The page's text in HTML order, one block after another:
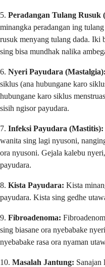
5. Peradangan Tulang Rusuk
minangka peradangan ing
rusuk menyang tulang dada. Iki
sing bisa mundhak nalika
6. Nyeri Payudara (Mastalgia):
siklus (ana hubungane karo
hubungane karo siklus
sisih ngisor payudara.
7. Infeksi Payudara (Mastitis):
wanita sing lagi nyusoni,
ora nyusoni. Gejala kalebu
payudara.
8. Kista Payudara: Kista
payudara. Kista sing gedhe
9. Fibroadenoma:
sing biasane ora nyebabake
nyebabake rasa ora nyaman
10. Masalah Jantung: